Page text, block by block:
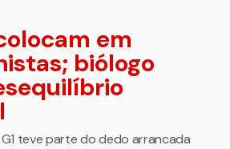
em
biólogo
teve parte do dedo arrancada